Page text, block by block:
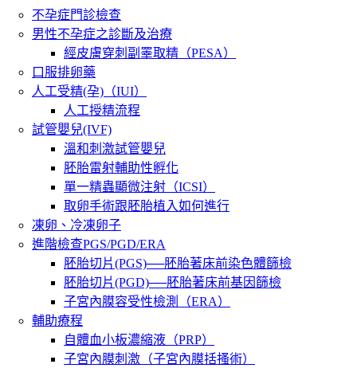
不孕症門診檢查
男性不孕症之診斷及治療
經皮膚穿刺副睪取精（PESA）
口服排卵藥
人工受精(孕)（IUI）
人工授精流程
試管嬰兒(IVF)
溫和刺激試管嬰兒
胚胎雷射輔助性孵化
單一精蟲顯微注射（ICSI）
取卵手術跟胚胎植入如何進行
凍卵、冷凍卵子
進階檢查PGS/PGD/ERA
胚胎切片(PGS)──胚胎著床前染色體篩檢
胚胎切片(PGD)──胚胎著床前基因篩檢
子宮內膜容受性檢測（ERA）
輔助療程
自體血小板濃縮液（PRP）
子宮內膜刺激（子宮內膜括搔術）